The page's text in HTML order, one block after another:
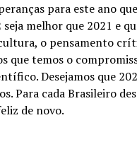
para este ano
melhor que 2021 e
o pensamento
que temos o
Desejamos que
Para cada Brasileiro
de novo.